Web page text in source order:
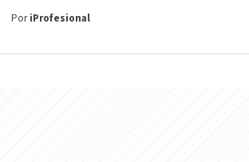
PoriProfesional